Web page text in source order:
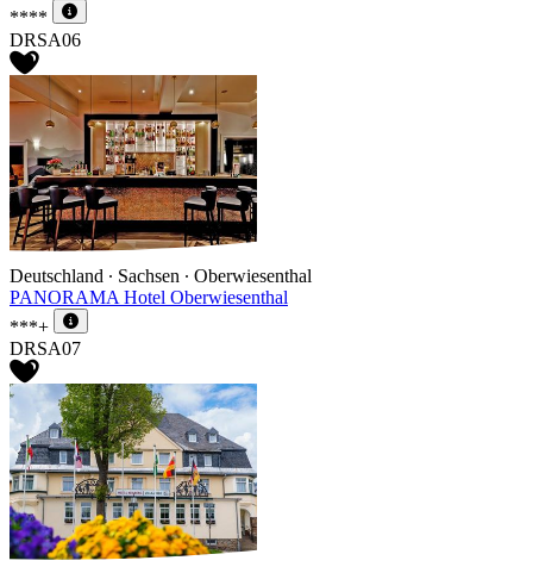
****
DRSA06
Deutschland ∙ Sachsen ∙ Oberwiesenthal
PANORAMA Hotel Oberwiesenthal
***+
DRSA07